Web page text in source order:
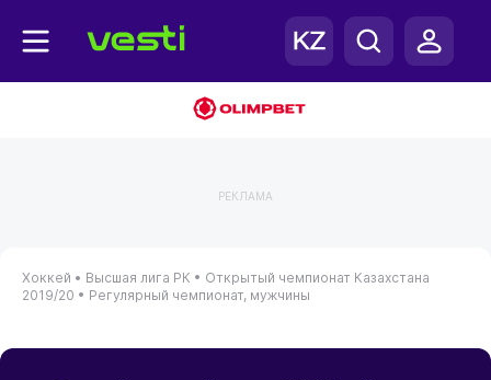
РЕКЛАМА
Хоккей • Высшая лига РК • Открытый чемпионат Казахстана
2019/20 • Регулярный чемпионат, мужчины